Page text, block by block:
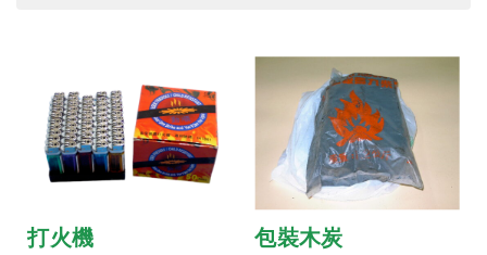
打火機 包裝木炭